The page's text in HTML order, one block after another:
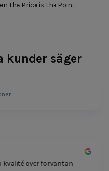
the Price is the Point
kunder säger
över förväntan